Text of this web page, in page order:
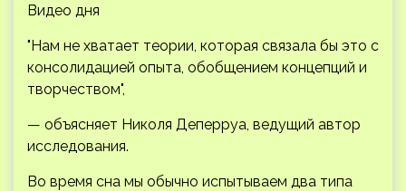
Видео дня
"Нам не хватает теории, которая связала бы это с
консолидацией опыта, обобщением концепций и
творчеством",
— объясняет Николя Деперруа, ведущий автор
исследования.
Во время сна мы обычно испытываем два типа